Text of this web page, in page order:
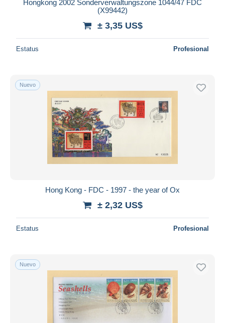
Hongkong 2002 Sonderverwaltungszone 1044/47 FDC
(X99442)
± 3,35 US$
Estatus Profesional
Nuevo
Hong Kong - FDC - 1997 - the year of Ox
± 2,32 US$
Estatus Profesional
Nuevo